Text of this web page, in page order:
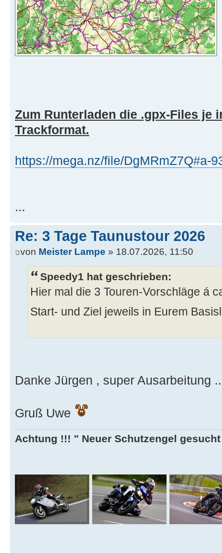
Zum Runterladen die .gpx-Files je
Trackformat.
https://mega.nz/file/DgMRmZ7Q#a-
...
Re: 3 Tage Taunustour 2026
von Meister Lampe » 18.07.2026, 11:50
Speedy1 hat geschrieben:
Hier mal die 3 Touren-Vorschläge á
Start- und Ziel jeweils in Eurem
Danke Jürgen , super Ausarbeitung
Gruß Uwe
Achtung !!! " Neuer Schutzengel